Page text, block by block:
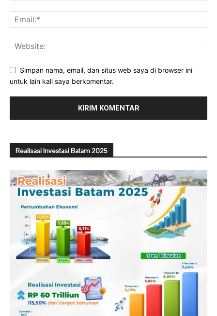
Simpan nama, email, dan situs web saya di browser ini
untuk lain kali saya berkomentar.
Realisasi Investasi Batam 2025